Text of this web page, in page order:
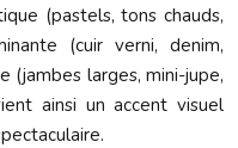
(pastels, tons chauds,
(cuir verni, denim,
(jambes larges, mini-jupe,
ainsi un accent visuel